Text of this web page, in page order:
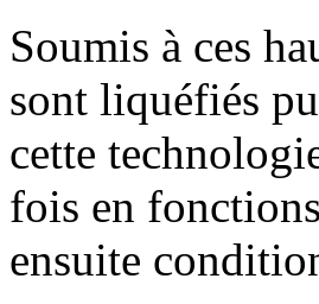
Soumis à ces
sont liquéfiés
cette
fois en
ensuite